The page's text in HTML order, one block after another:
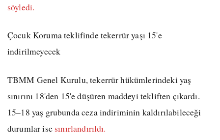
söyledi.
Çocuk Koruma teklifinde tekerrür yaşı 15'e
indirilmeyecek
TBMM Genel Kurulu, tekerrür hükümlerindeki yaş
sınırını 18'den 15'e düşüren maddeyi tekliften çıkardı.
15–18 yaş grubunda ceza indiriminin kaldırılabileceği
durumlar ise sınırlandırıldı.